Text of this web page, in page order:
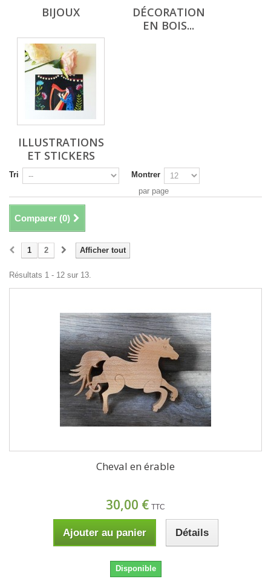
BIJOUX
DÉCORATION
EN BOIS...
ILLUSTRATIONS
ET STICKERS
Tri
Montrer
par page
Comparer (0)
Afficher tout
1 2
Résultats 1 - 12 sur 13.
Cheval en érable
30,00 € TTC
Ajouter au panier Détails
Disponible